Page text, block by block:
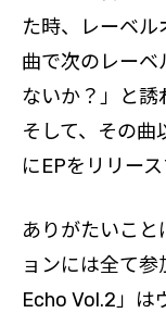
た時、レーベ
曲で次のレーベ
ないか？」と誘
そして、その曲
にEPをリリー
ありがたいこ
ョンには全て
Echo Vol.2」は